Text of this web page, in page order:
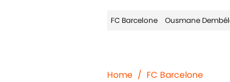
FC Barcelone Ousmane
Home / FC Barcelone